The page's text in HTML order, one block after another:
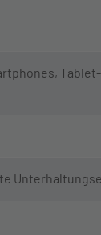
Tablet-